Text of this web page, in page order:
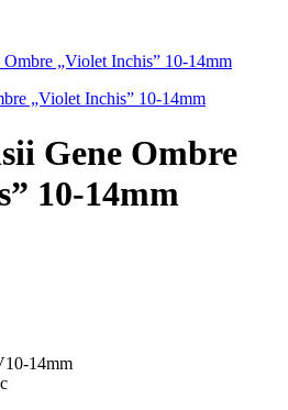
„Violet Inchis” 10-14mm
Gene Ombre
10-14mm
14mm